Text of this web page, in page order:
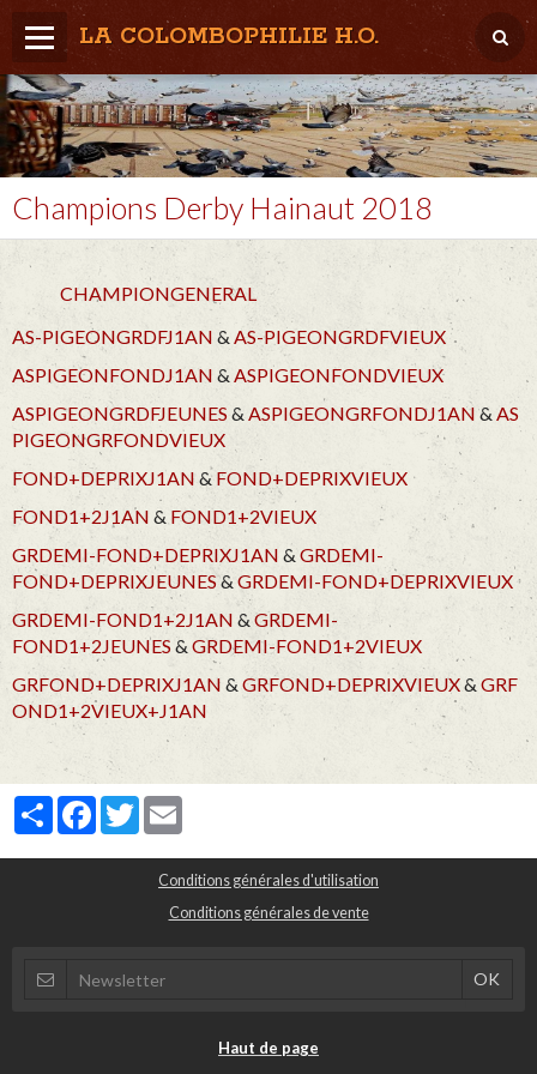
LA COLOMBOPHILIE H.O.
Home
Météo / Het weer
Lâcher / Los
Result. clubs, Provincial, (Inter)National
RFCB / KBDB
Champions Derby Hainaut 2018
CHAMPIONGENERAL
AS-PIGEONGRDFJ1AN & AS-PIGEONGRDFVIEUX
ASPIGEONFONDJ1AN & ASPIGEONFONDVIEUX
ASPIGEONGRDFJEUNES& ASPIGEONGRFONDJ1AN& AS
PIGEONGRFONDVIEUX
FOND+DEPRIXJ1AN & FOND+DEPRIXVIEUX
FOND1+2J1AN & FOND1+2VIEUX
GRDEMI-FOND+DEPRIXJ1AN & GRDEMI-
FOND+DEPRIXJEUNES& GRDEMI-FOND+DEPRIXVIEUX
GRDEMI-FOND1+2J1AN & GRDEMI-
FOND1+2JEUNES& GRDEMI-FOND1+2VIEUX
GRFOND+DEPRIXJ1AN & GRFOND+DEPRIXVIEUX& GRF
OND1+2VIEUX+J1AN
PartagerFacebook
Twitter
Conditions générales d'utilisation
Conditions générales de vente
Haut de page